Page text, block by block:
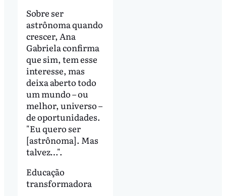
Sobre ser
astrônoma quando
crescer, Ana
Gabriela confirma
que sim, tem esse
interesse, mas
deixa aberto todo
um mundo – ou
melhor, universo –
de oportunidades.
"Eu quero ser
[astrônoma]. Mas
talvez…".
Educação
transformadora